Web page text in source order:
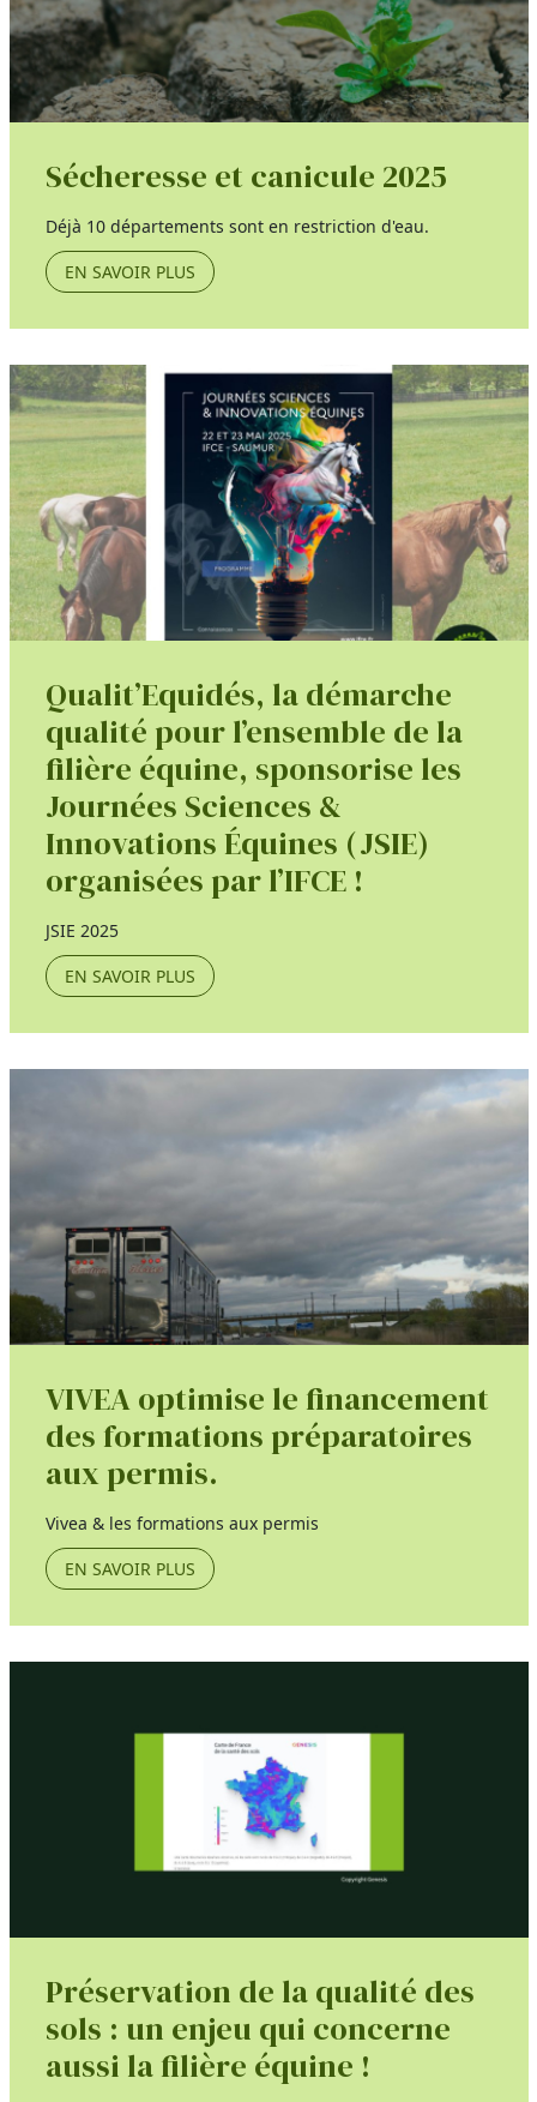
Sécheresse et canicule 2025
Déjà 10 départements sont en restriction d'eau.
EN SAVOIR PLUS
Qualit’Equidés, la démarche
qualité pour l’ensemble de la
filière équine, sponsorise les
Journées Sciences &
Innovations Équines (JSIE)
organisées par l’IFCE !
JSIE 2025
EN SAVOIR PLUS
VIVEA optimise le financement
des formations préparatoires
aux permis.
Vivea & les formations aux permis
EN SAVOIR PLUS
Préservation de la qualité des
sols : un enjeu qui concerne
aussi la filière équine !